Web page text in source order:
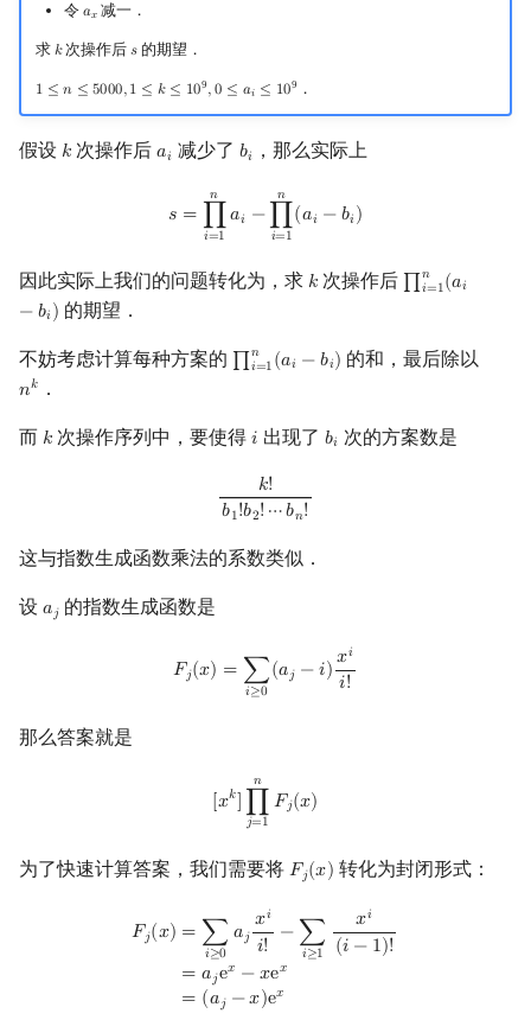
令 𝑎𝑥
ax 减一．
求 𝑘
k次操作后𝑠
s 的期望．
1 ≤ 𝑛 ≤ 5000,1 ≤ 𝑘 ≤ 109,0 ≤ 𝑎𝑖 ≤ 109
1≤n ≤5000,1≤k≤ 109 0≤a ≤109 ．
假设 𝑘
k 次操作后𝑎𝑖
ai 减少了 𝑏𝑖
bi ，那么实际上
𝑠 =
𝑛
∏
𝑖=1
𝑎𝑖 −
𝑛
∏
𝑖=1
(𝑎𝑖 −𝑏𝑖)
i=1n ∏i=1 n )
因此实际上我们的问题转化为，求 𝑘
k 次操作后 ∏𝑛
𝑖=1(𝑎𝑖
−𝑏𝑖)
∏i=1n(ai
的期望．
不妨考虑计算每种方案的 ∏𝑛
𝑖=1(𝑎𝑖 −𝑏𝑖)
∏i=1n(ai −bi) 的和，最后除以
𝑛𝑘
nk ．
而 𝑘
k 次操作序列中，要使得𝑖
i 出现了 𝑏𝑖
bi 次的方案数是
𝑘!
𝑏1!𝑏2! ⋯𝑏𝑛!
b2!
这与指数生成函数乘法的系数类似．
设 𝑎𝑗
aj 的指数生成函数是
𝐹𝑗(𝑥) = ∑
𝑖≥0
(𝑎𝑗 −𝑖)𝑥𝑖
𝑖!
F x ∑i≥0 (a xii !
那么答案就是
[𝑥𝑘]
𝑛
∏
𝑗=1
𝐹𝑗(𝑥)
[x k] ∏j=1 j( x
为了快速计算答案，我们需要将 𝐹𝑗(𝑥)
Fj(x) 转化为封闭形式：
𝐹𝑗(𝑥) = ∑
𝑖≥0
𝑎𝑗
𝑥𝑖
𝑖! − ∑
𝑖≥1
𝑥𝑖
(𝑖 − 1)!
= 𝑎𝑗e𝑥 −𝑥e𝑥
= (𝑎𝑗 −𝑥)e𝑥
i≥ 0 j −∑i≥ i(i− =aje xex